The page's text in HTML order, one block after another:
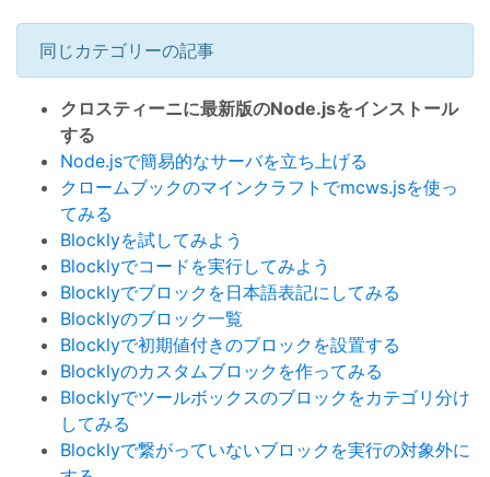
同じカテゴリーの記事
クロスティーニに最新版のNode.jsをインストール
する
Node.jsで簡易的なサーバを立ち上げる
クロームブックのマインクラフトでmcws.jsを使っ
てみる
Blocklyを試してみよう
Blocklyでコードを実行してみよう
Blocklyでブロックを日本語表記にしてみる
Blocklyのブロック一覧
Blocklyで初期値付きのブロックを設置する
Blocklyのカスタムブロックを作ってみる
Blocklyでツールボックスのブロックをカテゴリ分け
してみる
Blocklyで繋がっていないブロックを実行の対象外に